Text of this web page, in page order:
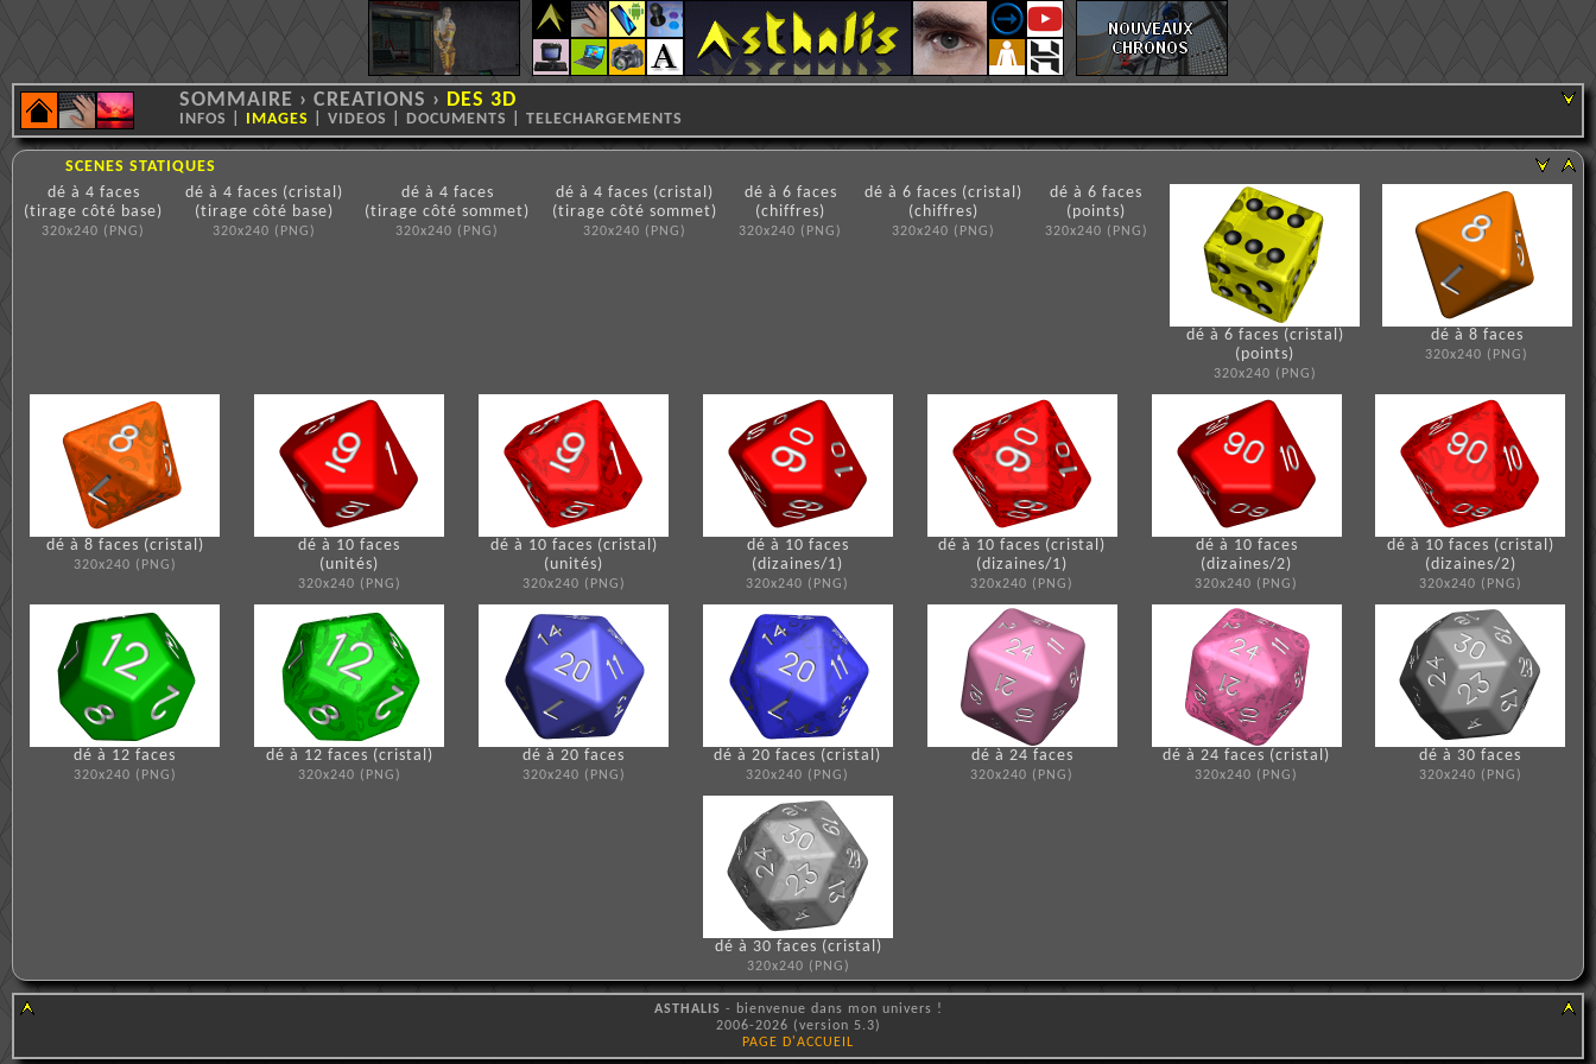
SOMMAIRE › CREATIONS › DES 3D
INFOS IMAGES VIDEOS DOCUMENTS TELECHARGEMENTS
SCENES STATIQUES
dé à 4 faces
(tirage côté base)
320x240 (PNG)
dé à 4 faces (cristal)
(tirage côté base)
320x240 (PNG)
dé à 4 faces
(tirage côté sommet)
320x240 (PNG)
dé à 4 faces (cristal)
(tirage côté sommet)
320x240 (PNG)
dé à 6 faces
(chiffres)
320x240 (PNG)
dé à 6 faces (cristal)
(chiffres)
320x240 (PNG)
dé à 6 faces
(points)
320x240 (PNG)
dé à 6 faces (cristal)
(points)
320x240 (PNG)
dé à 8 faces
320x240 (PNG)
dé à 8 faces (cristal)
320x240 (PNG)
dé à 10 faces
(unités)
320x240 (PNG)
dé à 10 faces (cristal)
(unités)
320x240 (PNG)
dé à 10 faces
(dizaines/1)
320x240 (PNG)
dé à 10 faces (cristal)
(dizaines/1)
320x240 (PNG)
dé à 10 faces
(dizaines/2)
320x240 (PNG)
dé à 10 faces (cristal)
(dizaines/2)
320x240 (PNG)
dé à 12 faces
320x240 (PNG)
dé à 12 faces (cristal)
320x240 (PNG)
dé à 20 faces
320x240 (PNG)
dé à 20 faces (cristal)
320x240 (PNG)
dé à 24 faces
320x240 (PNG)
dé à 24 faces (cristal)
320x240 (PNG)
dé à 30 faces
320x240 (PNG)
dé à 30 faces (cristal)
320x240 (PNG)
ASTHALIS - bienvenue dans mon univers !
2006-2026 (version 5.3)
PAGE D'ACCUEIL